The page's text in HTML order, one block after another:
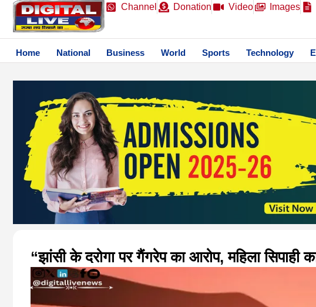
Channel Donation Video Images
Home National Business World Sports Technology
“झांसी के दरोगा पर गैंगरेप का आरोप, महिला सिपाही